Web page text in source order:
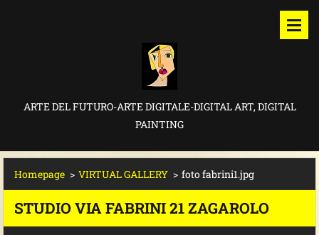
ARTE DEL FUTURO-ARTE DIGITALE-DIGITAL ART, DIGITAL
PAINTING
Homepage > VIRTUAL GALLERY > foto fabrini1.jpg
STUDIO VIA FABRINI 21 ZAGAROLO